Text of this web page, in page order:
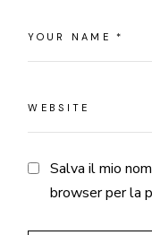
Salva il mio
browser per la